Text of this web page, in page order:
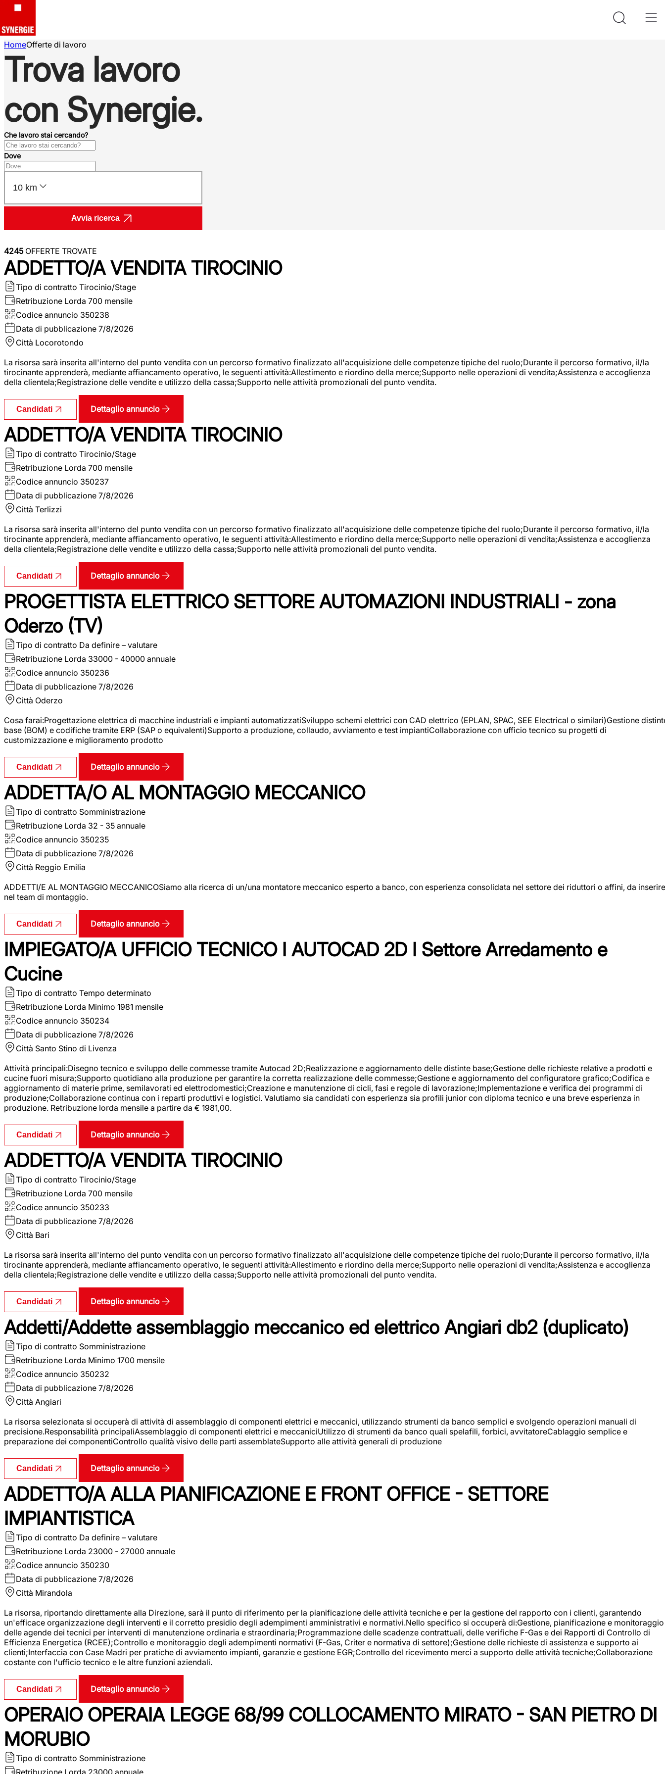
HomeOfferte di lavoro
Trova lavoro
con Synergie.
Che lavoro stai cercando?
Dove
10 km
Avvia ricerca
4245OFFERTE TROVATE
ADDETTO/A VENDITA TIROCINIO
Tipo di contratto Tirocinio/Stage
Retribuzione Lorda 700 mensile
Codice annuncio 350238
Data di pubblicazione 7/8/2026
Città Locorotondo
La risorsa sarà inserita all'interno del punto vendita con un percorso formativo finalizzato all'acquisizione delle competenze tipiche del ruolo;Durante il percorso formativo, il/la
tirocinante apprenderà, mediante affiancamento operativo, le seguenti attività:Allestimento e riordino della merce;Supporto nelle operazioni di vendita;Assistenza e accoglienza
della clientela;Registrazione delle vendite e utilizzo della cassa;Supporto nelle attività promozionali del punto vendita.
Candidati Dettaglio annuncio
ADDETTO/A VENDITA TIROCINIO
Tipo di contratto Tirocinio/Stage
Retribuzione Lorda 700 mensile
Codice annuncio 350237
Data di pubblicazione 7/8/2026
Città Terlizzi
La risorsa sarà inserita all'interno del punto vendita con un percorso formativo finalizzato all'acquisizione delle competenze tipiche del ruolo;Durante il percorso formativo, il/la
tirocinante apprenderà, mediante affiancamento operativo, le seguenti attività:Allestimento e riordino della merce;Supporto nelle operazioni di vendita;Assistenza e accoglienza
della clientela;Registrazione delle vendite e utilizzo della cassa;Supporto nelle attività promozionali del punto vendita.
Candidati Dettaglio annuncio
PROGETTISTA ELETTRICO SETTORE AUTOMAZIONI INDUSTRIALI - zona
Oderzo (TV)
Tipo di contratto Da definire – valutare
Retribuzione Lorda 33000 - 40000 annuale
Codice annuncio 350236
Data di pubblicazione 7/8/2026
Città Oderzo
Cosa farai:Progettazione elettrica di macchine industriali e impianti automatizzatiSviluppo schemi elettrici con CAD elettrico (EPLAN, SPAC, SEE Electrical o similari)Gestione
base (BOM) e codifiche tramite ERP (SAP o equivalenti)Supporto a produzione, collaudo, avviamento e test impiantiCollaborazione con ufficio tecnico su progetti di
customizzazione e miglioramento prodotto
Candidati Dettaglio annuncio
ADDETTA/O AL MONTAGGIO MECCANICO
Tipo di contratto Somministrazione
Retribuzione Lorda 32 - 35 annuale
Codice annuncio 350235
Data di pubblicazione 7/8/2026
Città Reggio Emilia
ADDETTI/E AL MONTAGGIO MECCANICOSiamo alla ricerca di un/una montatore meccanico esperto a banco, con esperienza consolidata nel settore dei riduttori o affini, da inserire
nel team di montaggio.
Candidati Dettaglio annuncio
IMPIEGATO/A UFFICIO TECNICO I AUTOCAD 2D I Settore Arredamento e
Cucine
Tipo di contratto Tempo determinato
Retribuzione Lorda Minimo 1981 mensile
Codice annuncio 350234
Data di pubblicazione 7/8/2026
Città Santo Stino di Livenza
Attività principali:Disegno tecnico e sviluppo delle commesse tramite Autocad 2D;Realizzazione e aggiornamento delle distinte base;Gestione delle richieste relative a prodotti e
cucine fuori misura;Supporto quotidiano alla produzione per garantire la corretta realizzazione delle commesse;Gestione e aggiornamento del configuratore grafico;Codifica e
aggiornamento di materie prime, semilavorati ed elettrodomestici;Creazione e manutenzione di cicli, fasi e regole di lavorazione;Implementazione e verifica dei programmi di
produzione;Collaborazione continua con i reparti produttivi e logistici. Valutiamo sia candidati con esperienza sia profili junior con diploma tecnico e una breve esperienza in
produzione. Retribuzione lorda mensile a partire da € 1981,00.
Candidati Dettaglio annuncio
ADDETTO/A VENDITA TIROCINIO
Tipo di contratto Tirocinio/Stage
Retribuzione Lorda 700 mensile
Codice annuncio 350233
Data di pubblicazione 7/8/2026
Città Bari
La risorsa sarà inserita all'interno del punto vendita con un percorso formativo finalizzato all'acquisizione delle competenze tipiche del ruolo;Durante il percorso formativo, il/la
tirocinante apprenderà, mediante affiancamento operativo, le seguenti attività:Allestimento e riordino della merce;Supporto nelle operazioni di vendita;Assistenza e accoglienza
della clientela;Registrazione delle vendite e utilizzo della cassa;Supporto nelle attività promozionali del punto vendita.
Candidati Dettaglio annuncio
Addetti/Addette assemblaggio meccanico ed elettrico Angiari db2 (duplicato)
Tipo di contratto Somministrazione
Retribuzione Lorda Minimo 1700 mensile
Codice annuncio 350232
Data di pubblicazione 7/8/2026
Città Angiari
La risorsa selezionata si occuperà di attività di assemblaggio di componenti elettrici e meccanici, utilizzando strumenti da banco semplici e svolgendo operazioni manuali di
precisione.Responsabilità principaliAssemblaggio di componenti elettrici e meccaniciUtilizzo di strumenti da banco quali spelafili, forbici, avvitatoreCablaggio semplice e
preparazione dei componentiControllo qualità visivo delle parti assemblateSupporto alle attività generali di produzione
Candidati Dettaglio annuncio
ADDETTO/A ALLA PIANIFICAZIONE E FRONT OFFICE - SETTORE
IMPIANTISTICA
Tipo di contratto Da definire – valutare
Retribuzione Lorda 23000 - 27000 annuale
Codice annuncio 350230
Data di pubblicazione 7/8/2026
Città Mirandola
La risorsa, riportando direttamente alla Direzione, sarà il punto di riferimento per la pianificazione delle attività tecniche e per la gestione del rapporto con i clienti, garantendo
un'efficace organizzazione degli interventi e il corretto presidio degli adempimenti amministrativi e normativi.Nello specifico si occuperà di:Gestione, pianificazione e monitoraggio
delle agende dei tecnici per interventi di manutenzione ordinaria e straordinaria;Programmazione delle scadenze contrattuali, delle verifiche F-Gas e dei Rapporti di Controllo di
Efficienza Energetica (RCEE);Controllo e monitoraggio degli adempimenti normativi (F-Gas, Criter e normativa di settore);Gestione delle richieste di assistenza e supporto ai
clienti;Interfaccia con Case Madri per pratiche di avviamento impianti, garanzie e gestione EGR;Controllo del ricevimento merci a supporto delle attività tecniche;Collaborazione
costante con l'ufficio tecnico e le altre funzioni aziendali.
Candidati Dettaglio annuncio
OPERAIO OPERAIA LEGGE 68/99 COLLOCAMENTO MIRATO - SAN PIETRO DI
MORUBIO
Tipo di contratto Somministrazione
Retribuzione Lorda 23000 annuale